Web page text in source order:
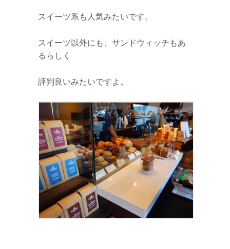
スイーツ系も人気みたいです。
スイーツ以外にも、サンドウィッチもあ
るらしく
評判良いみたいですよ。